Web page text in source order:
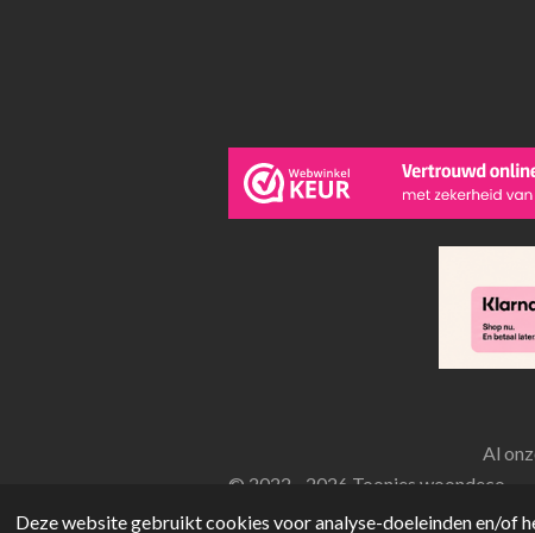
Deze website gebruikt cookies voor analyse-doeleinden en/of
Al
© 2022 - 2026 Toonies woondeco